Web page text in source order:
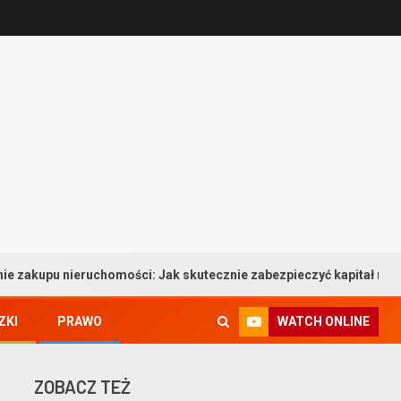
Jak skutecznie zabezpieczyć kapitał na własne mieszkanie
PRAWO WATCH ONLINE
ZOBACZ TEŻ